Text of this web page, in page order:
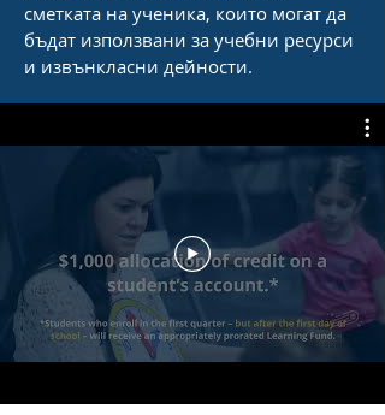
сметката на ученика, които могат да
бъдат използвани за учебни ресурси
и извънкласни дейности.